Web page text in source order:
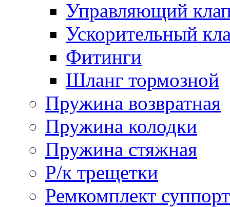
Управляющий
Ускорительный
Фитинги
Шланг тормозной
Пружина возвратная
Пружина колодки
Пружина стяжная
Р/к трещетки
Ремкомплект